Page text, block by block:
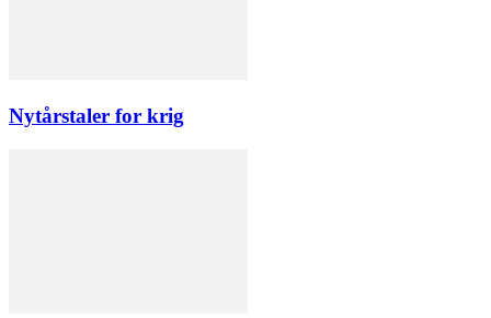
Nytårstaler for krig